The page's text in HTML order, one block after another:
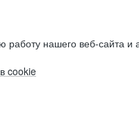
нашего веб-сайта и
cookie